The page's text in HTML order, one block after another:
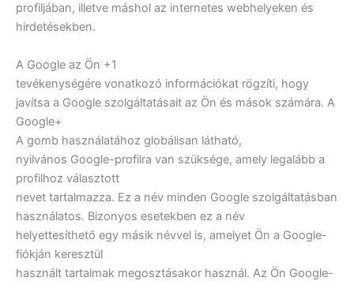
profiljában, illetve máshol az internetes webhelyeken és
hirdetésekben.
A Google az Ön +1
tevékenységére vonatkozó információkat rögzíti, hogy
javítsa a Google szolgáltatásait az Ön és mások számára. A
Google+
A gomb használatához globálisan látható,
nyilvános Google-profilra van szüksége, amely legalább a
profilhoz választott
nevet tartalmazza. Ez a név minden Google szolgáltatásban
használatos. Bizonyos esetekben ez a név
helyettesíthető egy másik névvel is, amelyet Ön a Google-
fiókján keresztül
használt tartalmak megosztásakor használ. Az Ön Google-